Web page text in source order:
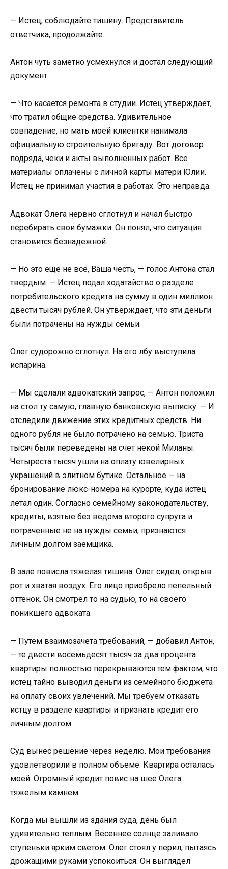
— Истец, соблюдайте тишину. Представитель
ответчика, продолжайте.
Антон чуть заметно усмехнулся и достал следующий
документ.
— Что касается ремонта в студии. Истец утверждает,
что тратил общие средства. Удивительное
совпадение, но мать моей клиентки нанимала
официальную строительную бригаду. Вот договор
подряда, чеки и акты выполненных работ. Все
материалы оплачены с личной карты матери Юлии.
Истец не принимал участия в работах. Это неправда.
Адвокат Олега нервно сглотнул и начал быстро
перебирать свои бумажки. Он понял, что ситуация
становится безнадежной.
— Но это еще не всё, Ваша честь, — голос Антона стал
твердым. — Истец подал ходатайство о разделе
потребительского кредита на сумму в один миллион
двести тысяч рублей. Он утверждает, что эти деньги
были потрачены на нужды семьи.
Олег судорожно сглотнул. На его лбу выступила
испарина.
— Мы сделали адвокатский запрос, — Антон положил
на стол ту самую, главную банковскую выписку. — И
отследили движение этих кредитных средств. Ни
одного рубля не было потрачено на семью. Триста
тысяч были переведены на счет некой Миланы.
Четыреста тысяч ушли на оплату ювелирных
украшений в элитном бутике. Остальное — на
бронирование люкс-номера на курорте, куда истец
летал один. Согласно семейному законодательству,
кредиты, взятые без ведома второго супруга и
потраченные не на нужды семьи, признаются
личным долгом заемщика.
В зале повисла тяжелая тишина. Олег сидел, открыв
рот и хватая воздух. Его лицо приобрело пепельный
оттенок. Он смотрел то на судью, то на своего
поникшего адвоката.
— Путем взаимозачета требований, — добавил Антон,
— те двести восемьдесят тысяч за два процента
квартиры полностью перекрываются тем фактом, что
истец тайно выводил деньги из семейного бюджета
на оплату своих увлечений. Мы требуем отказать
истцу в разделе квартиры и признать кредит его
личным долгом.
Суд вынес решение через неделю. Мои требования
удовлетворили в полном объеме. Квартира осталась
моей. Огромный кредит повис на шее Олега
тяжелым камнем.
Когда мы вышли из здания суда, день был
удивительно теплым. Весеннее солнце заливало
ступеньки ярким светом. Олег стоял у перил, пытаясь
дрожащими руками успокоиться. Он выглядел